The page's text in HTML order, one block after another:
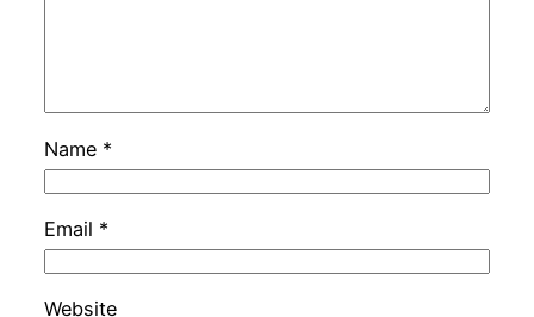
Name *
Email *
Website